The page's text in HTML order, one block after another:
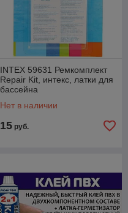
INTEX 59631 Ремкомплект
Repair Kit, интекс, латки для
бассейна
Нет в наличии
15 руб.